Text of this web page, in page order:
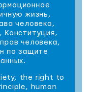
жизнь,
человека,
Конституция,
человека,
по защите
the right to
human